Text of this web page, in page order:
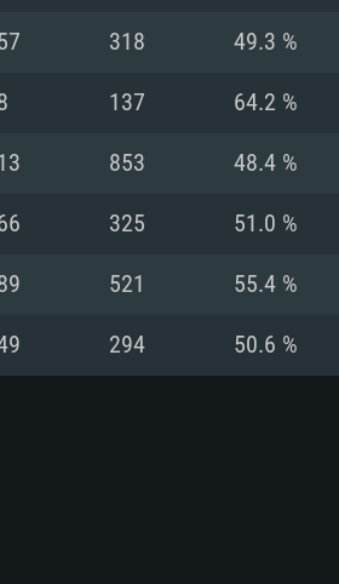
AMD
)
그래픽
버전
)
네트워크
여유 저
래픽 드라
이버를
원 해상도
그래픽
와 동급
지원하는
318 49.3 %
137 64.2 %
853 48.4 %
325 51.0 %
521 55.4 %
294 50.6 %